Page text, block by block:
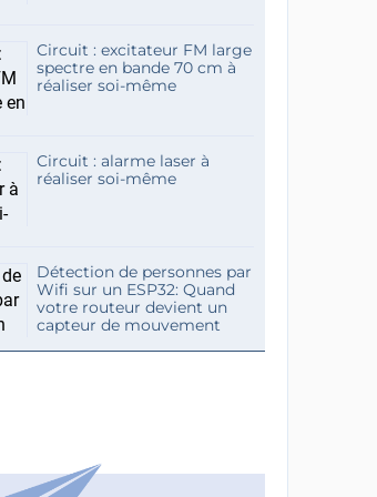
Circuit : excitateur FM large
spectre en bande 70 cm à
réaliser soi-même
Circuit : alarme laser à
réaliser soi-même
Détection de personnes par
Wifi sur un ESP32: Quand
votre routeur devient un
capteur de mouvement